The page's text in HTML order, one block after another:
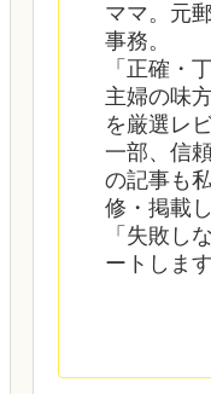
ママ。元
事務。
「正確・
主婦の味
を厳選レ
一部、信
の記事も
修・掲載
「失敗し
ートします